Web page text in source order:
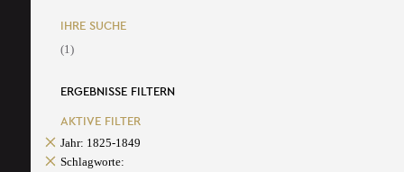
IHRE SUCHE
(1)
ERGEBNISSE FILTERN
AKTIVE FILTER
Jahr: 1825-1849
Schlagworte: